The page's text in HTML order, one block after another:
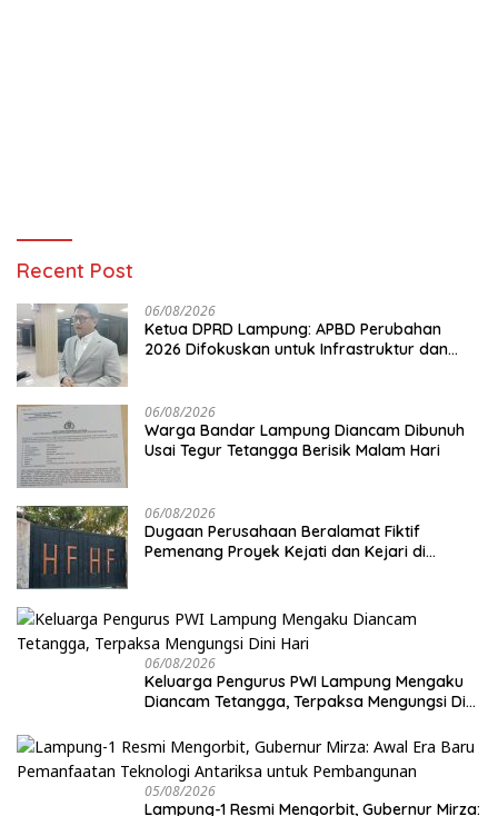
Recent Post
06/08/2026
Ketua DPRD Lampung: APBD Perubahan
2026 Difokuskan untuk Infrastruktur dan
06/08/2026
Warga Bandar Lampung Diancam Dibunuh
Usai Tegur Tetangga Berisik Malam Hari
06/08/2026
Dugaan Perusahaan Beralamat Fiktif
Pemenang Proyek Kejati dan Kejari di
Disorot
06/08/2026
Keluarga Pengurus PWI Lampung Mengaku
Diancam Tetangga, Terpaksa Mengungsi Dini
05/08/2026
Lampung-1 Resmi Mengorbit, Gubernur Mirza: